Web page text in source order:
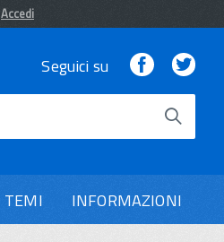
Accedi
Seguici su Facebook
TEMI INFORMAZIONI